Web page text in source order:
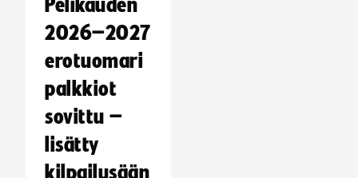
Pelikauden
2026–2027
erotuomari
palkkiot
sovittu –
lisätty
kilpailusään